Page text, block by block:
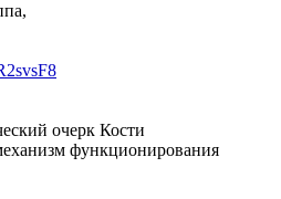
vsF8
очерк Кости
функционирования